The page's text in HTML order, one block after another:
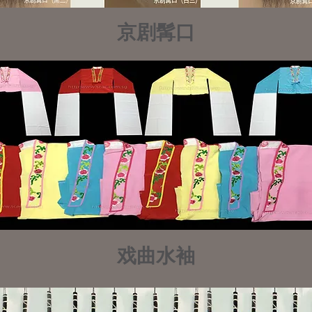
京剧髯口
戏曲水袖